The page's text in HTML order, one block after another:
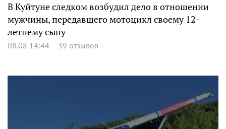
В Куйтуне следком возбудил дело в отношении
мужчины, передавшего мотоцикл своему 12-
летнему сыну
08.08 14:44 39 отзывов